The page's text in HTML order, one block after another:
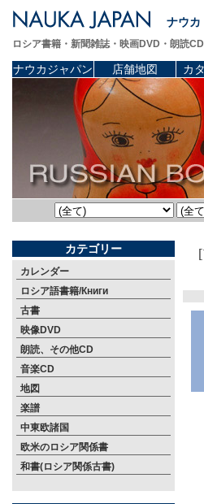
ナウカ
ロシア書籍・新聞雑誌・映画DVD・朗読
ナウカジャパン 店舗地図 カ
カテゴリー
カレンダー
ロシア語書籍/Книги
古書
映像DVD
朗読、その他CD
音楽CD
地図
楽譜
中東欧諸国
欧米のロシア関係書
和書(ロシア関係古書)